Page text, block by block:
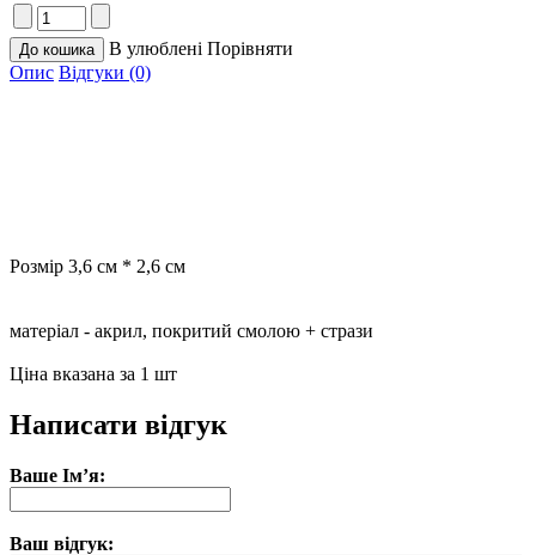
В улюблені Порівняти
Опис Відгуки (0)
Розмір 3,6 см * 2,6 см
матеріал - акрил, покритий смолою + стрази
Ціна вказана за 1 шт
Написати відгук
Ваше Ім’я:
Ваш відгук: